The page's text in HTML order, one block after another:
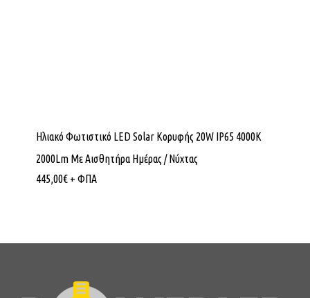
Ηλιακό Φωτιστικό LED Solar Κορυφής 20W IP65 4000K
2000Lm Με Αισθητήρα Ημέρας / Νύχτας
445,00€ + ΦΠΑ